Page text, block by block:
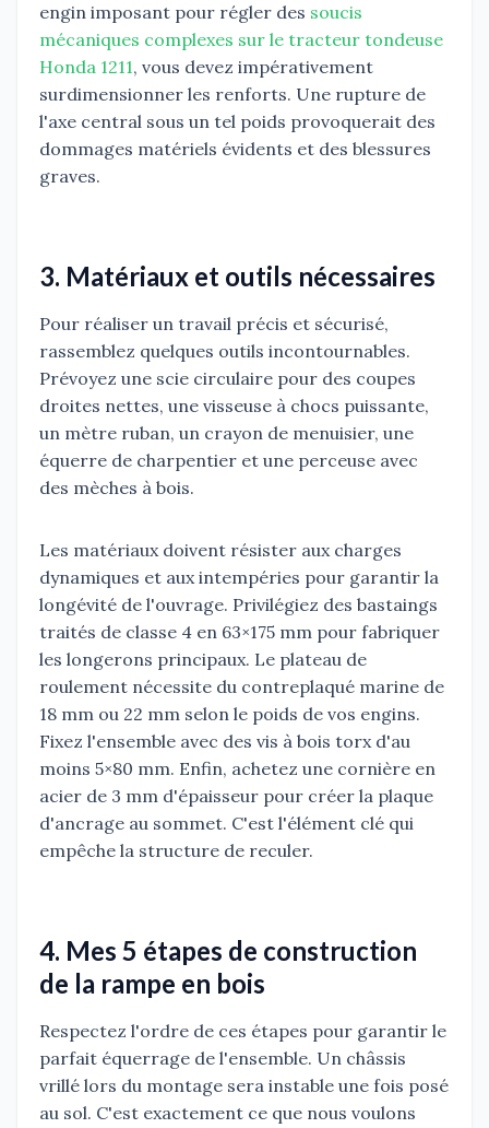
engin imposant pour régler des soucis
mécaniques complexes sur le tracteur tondeuse
Honda 1211, vous devez impérativement
surdimensionner les renforts. Une rupture de
l'axe central sous un tel poids provoquerait des
dommages matériels évidents et des blessures
graves.
3. Matériaux et outils nécessaires
Pour réaliser un travail précis et sécurisé,
rassemblez quelques outils incontournables.
Prévoyez une scie circulaire pour des coupes
droites nettes, une visseuse à chocs puissante,
un mètre ruban, un crayon de menuisier, une
équerre de charpentier et une perceuse avec
des mèches à bois.
Les matériaux doivent résister aux charges
dynamiques et aux intempéries pour garantir la
longévité de l'ouvrage. Privilégiez des bastaings
traités de classe 4 en 63×175 mm pour fabriquer
les longerons principaux. Le plateau de
roulement nécessite du contreplaqué marine de
18 mm ou 22 mm selon le poids de vos engins.
Fixez l'ensemble avec des vis à bois torx d'au
moins 5×80 mm. Enfin, achetez une cornière en
acier de 3 mm d'épaisseur pour créer la plaque
d'ancrage au sommet. C'est l'élément clé qui
empêche la structure de reculer.
4. Mes 5 étapes de construction
de la rampe en bois
Respectez l'ordre de ces étapes pour garantir le
parfait équerrage de l'ensemble. Un châssis
vrillé lors du montage sera instable une fois posé
au sol. C'est exactement ce que nous voulons